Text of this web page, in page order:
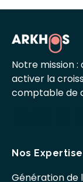
Notre mission
activer la
comptable de
Nos
Génération de